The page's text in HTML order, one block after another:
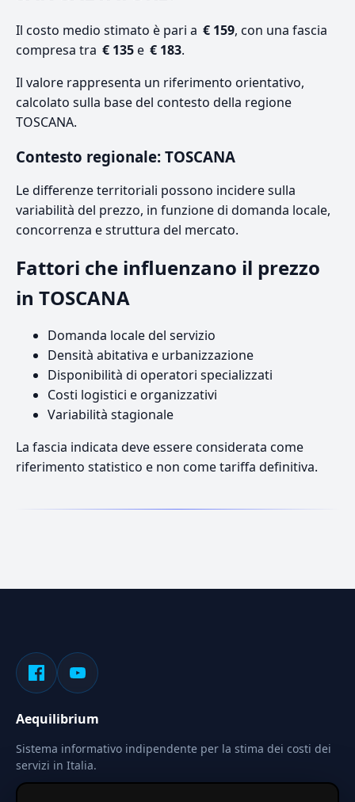
Il costo medio stimato è pari a € 159, con una fascia
compresa tra € 135e € 183.
Il valore rappresenta un riferimento orientativo,
calcolato sulla base del contesto della regione
TOSCANA.
Contesto regionale: TOSCANA
Le differenze territoriali possono incidere sulla
variabilità del prezzo, in funzione di domanda locale,
concorrenza e struttura del mercato.
Fattori che influenzano il prezzo
in TOSCANA
Domanda locale del servizio
Densità abitativa e urbanizzazione
Disponibilità di operatori specializzati
Costi logistici e organizzativi
Variabilità stagionale
La fascia indicata deve essere considerata come
riferimento statistico e non come tariffa definitiva.
Aequilibrium
Sistema informativo indipendente per la stima dei costi dei
servizi in Italia.